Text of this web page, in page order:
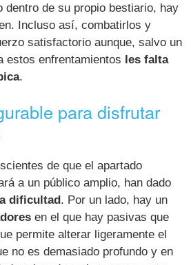
dentro de su propio bestiario, hay
Incluso así, combatirlos y
satisfactorio aunque, salvo un
estos enfrentamientos les falta
.
para disfrutar
de que el apartado
a un público amplio, han dado
dificultad. Por un lado, hay un
en el que hay pasivas que
permite alterar ligeramente el
no es demasiado profundo y en